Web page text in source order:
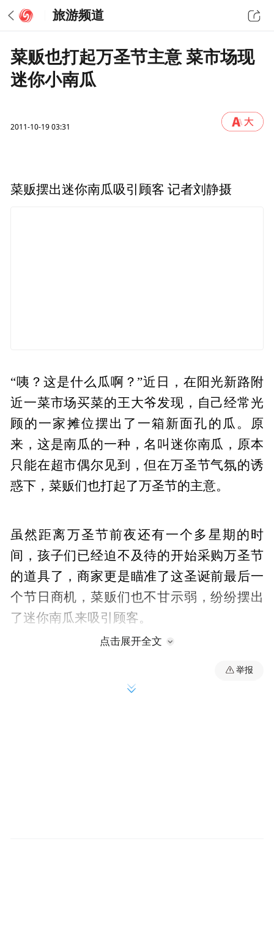
旅游频道
菜贩也打起万圣节主意 菜市场现
迷你小南瓜
2011-10-19 03:31
菜贩摆出迷你南瓜吸引顾客 记者刘静摄
“咦？这是什么瓜啊？”近日，在阳光新路附
近一菜市场买菜的王大爷发现，自己经常光
顾的一家摊位摆出了一箱新面孔的瓜。原
来，这是南瓜的一种，名叫迷你南瓜，原本
只能在超市偶尔见到，但在万圣节气氛的诱
惑下，菜贩们也打起了万圣节的主意。
虽然距离万圣节前夜还有一个多星期的时
间，孩子们已经迫不及待的开始采购万圣节
的道具了，商家更是瞄准了这圣诞前最后一
个节日商机，菜贩们也不甘示弱，纷纷摆出
了迷你南瓜来吸引顾客。
记者看到，小南瓜的外表与圆形的大南瓜一
模一样，但个头只有橙子大小，十分可爱，
点击展开全文
举报